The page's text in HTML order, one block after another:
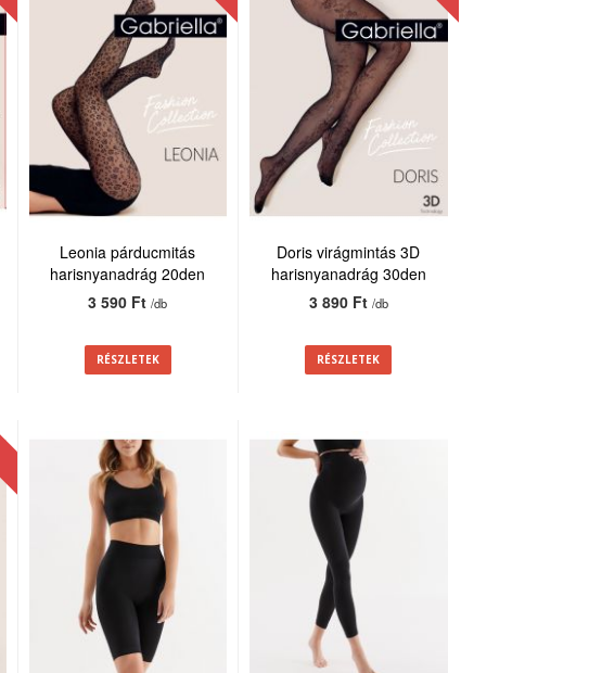
Leonia párducmitás
harisnyanadrág 20den
3 590 Ft/db
RÉSZLETEK
Doris virágmintás 3D
harisnyanadrág 30den
3 890 Ft /db
RÉSZLETEK